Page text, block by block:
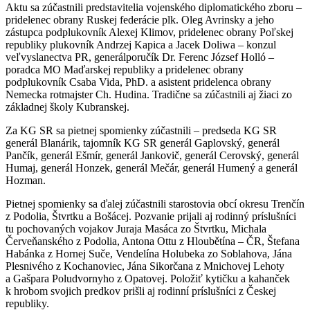
Aktu sa zúčastnili predstavitelia vojenského diplomatického zboru –
pridelenec obrany Ruskej federácie plk. Oleg Avrinsky a jeho
zástupca podplukovník Alexej Klimov, pridelenec obrany Poľskej
republiky plukovník Andrzej Kapica a Jacek Doliwa – konzul
veľvyslanectva PR, generálporučík Dr. Ferenc József Holló –
poradca MO Maďarskej republiky a pridelenec obrany
podplukovník Csaba Vida, PhD. a asistent pridelenca obrany
Nemecka rotmajster Ch. Hudina. Tradične sa zúčastnili aj žiaci zo
základnej školy Kubranskej.
Za KG SR sa pietnej spomienky zúčastnili – predseda KG SR
generál Blanárik, tajomník KG SR generál Gaplovský, generál
Pančík, generál Ešmír, generál Jankovič, generál Cerovský, generál
Humaj, generál Honzek, generál Mečár, generál Humený a generál
Hozman.
Pietnej spomienky sa ďalej zúčastnili starostovia obcí okresu Trenčín
z Podolia, Štvrtku a Bošácej. Pozvanie prijali aj rodinný príslušníci
tu pochovaných vojakov Juraja Masáca zo Štvrtku, Michala
Červeňanského z Podolia, Antona Ottu z Hloubětína – ČR, Štefana
Habánka z Hornej Suče, Vendelína Holubeka zo Soblahova, Jána
Plesnivého z Kochanoviec, Jána Sikorčana z Mnichovej Lehoty
a Gašpara Poludvornyho z Opatovej. Položiť kytičku a kahanček
k hrobom svojich predkov prišli aj rodinní príslušníci z Českej
republiky.